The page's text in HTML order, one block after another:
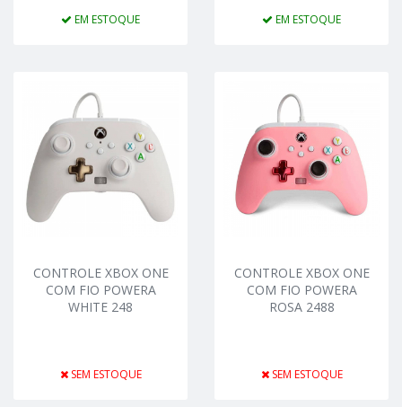
EM ESTOQUE EM ESTOQUE
CONTROLE XBOX ONE
COM FIO POWERA
WHITE 248
SEM ESTOQUE
CONTROLE XBOX ONE
COM FIO POWERA
ROSA 2488
SEM ESTOQUE